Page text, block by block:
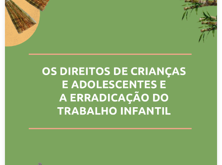
10/12/2025
O informe temático “Os direitos de crianças e
adolescentes e a erradicação do trabalho infantil”, foi
pauta dos telejornais Bom…
LEIA MAIS